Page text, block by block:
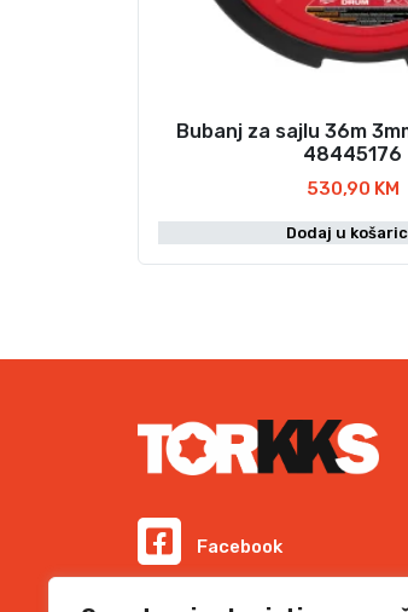
Bubanj za sajlu 36m
48445176
530,90 KM
Dodaj u
Facebook